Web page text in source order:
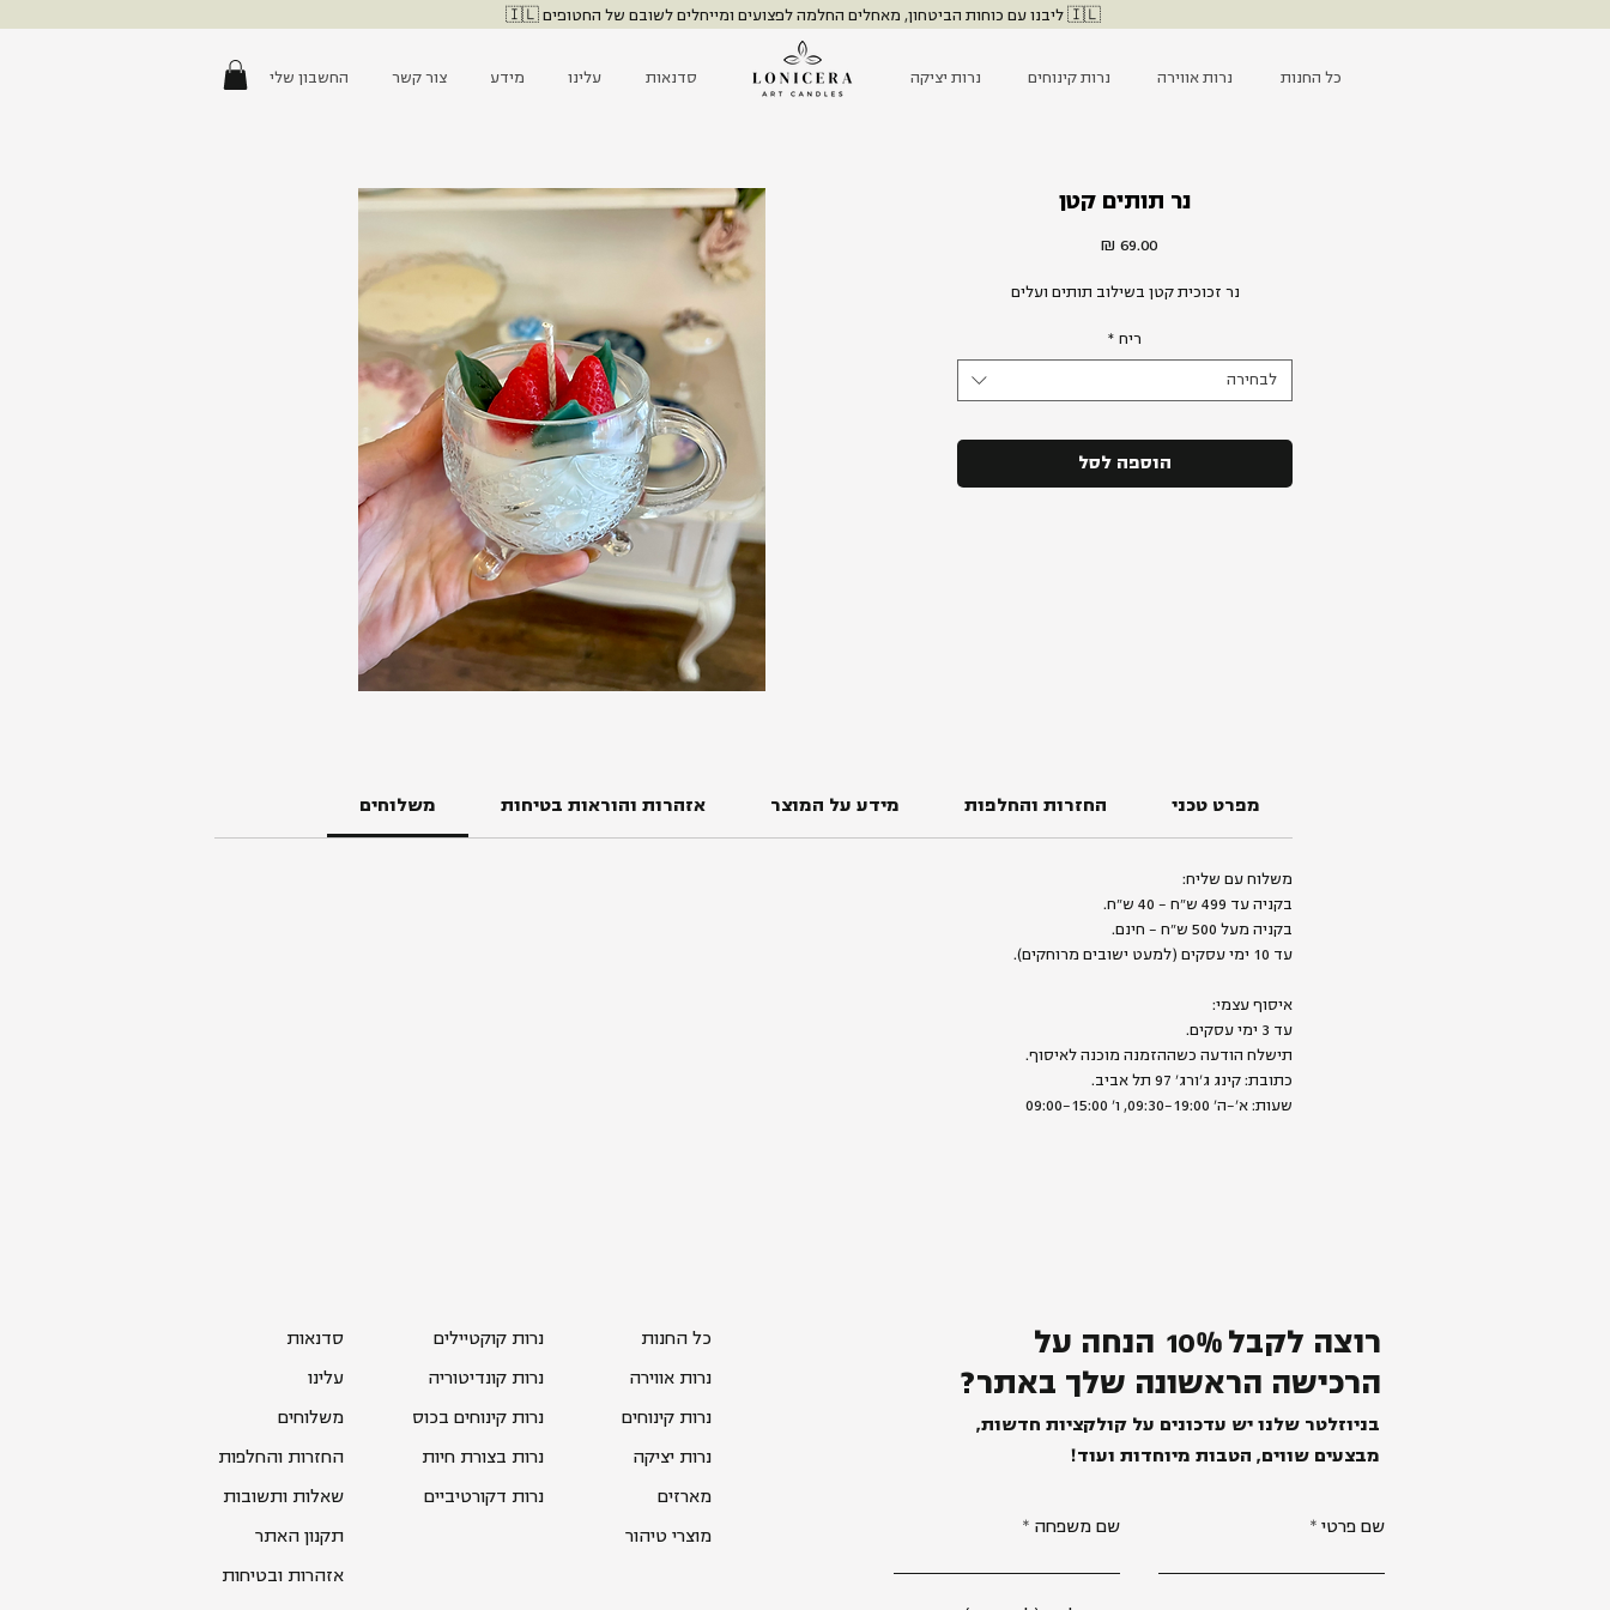
🇮🇱 ליבנו עם כוחות הביטחון, מאחלים החלמה לפצועים ומייחלים לשובם של החטופים 🇮🇱
סדנאות עלינו מידע צור קשר החשבון שלי כל החנות נרות אווירה נרות קינוחים נרות יציקה
נר תותים קטן
‏69.00 ‏₪
נר זכוכית קטן בשילוב תותים ועלים
ריח *
לבחירה
הוספה לסל
משלוחים אזהרות והוראות בטיחות מידע על המוצר החזרות והחלפות מפרט טכני
משלוח עם שליח:
בקניה עד 499 ש״ח - 40 ש״ח.
בקניה מעל 500 ש״ח - חינם.
עד 10 ימי עסקים (למעט ישובים מרוחקים).
איסוף עצמי:
עד 3 ימי עסקים.
תישלח הודעה כשההזמנה מוכנה לאיסוף.
כתובת: קינג ג׳ורג׳ 97 תל אביב.
שעות: א׳-ה׳ 09:30-19:00, ו׳ 09:00-15:00
סדנאות
עלינו
משלוחים
החזרות והחלפות
שאלות ותשובות
תקנון האתר
אזהרות ובטיחות
נרות קוקטיילים
נרות קונדיטוריה
נרות קינוחים בכוס
נרות בצורת חיות
נרות דקורטיביים
כל החנות
נרות אווירה
נרות קינוחים
נרות יציקה
מארזים
מוצרי טיהור
רוצה לקבל 10%
הנחה על
הרכישה הראשונה שלך באתר?
בניוזלטר שלנו יש עדכונים על קולקציות חדשות,
מבצעים שווים, הטבות מיוחדות ועוד!
שם משפחה שם פרטי